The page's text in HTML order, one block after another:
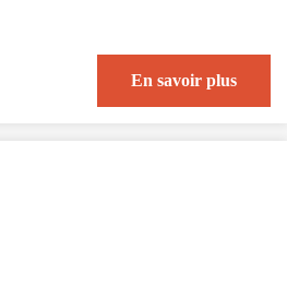
En savoir plus